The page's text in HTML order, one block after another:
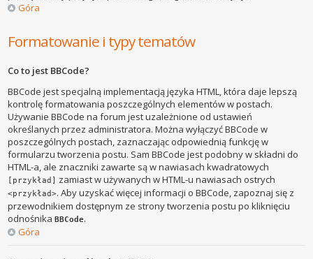
Góra
Formatowanie i typy tematów
Co to jest BBCode?
BBCode jest specjalną implementacją języka HTML, która daje lepszą
kontrolę formatowania poszczególnych elementów w postach.
Używanie BBCode na forum jest uzależnione od ustawień
określanych przez administratora. Można wyłączyć BBCode w
poszczególnych postach, zaznaczając odpowiednią funkcję w
formularzu tworzenia postu. Sam BBCode jest podobny w składni do
HTML-a, ale znaczniki zawarte są w nawiasach kwadratowych
[przykład] zamiast w używanych w HTML-u nawiasach ostrych
<przykład>. Aby uzyskać więcej informacji o BBCode, zapoznaj się z
przewodnikiem dostępnym ze strony tworzenia postu po kliknięciu
odnośnikaBBCode.
Góra